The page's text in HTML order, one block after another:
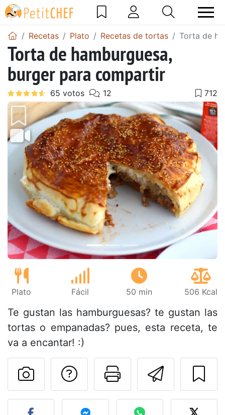
Recetas Plato Recetas de tortas Torta de
Torta de hamburguesa,
burger para compartir
Anterior
Plato Fácil 50 min 506 Kcal
Te gustan las hamburguesas? te gustan las
tortas o empanadas? pues, esta receta, te
va a encantar! :)
Imprimir
Preguntar al autor
Publicar la foto de esta